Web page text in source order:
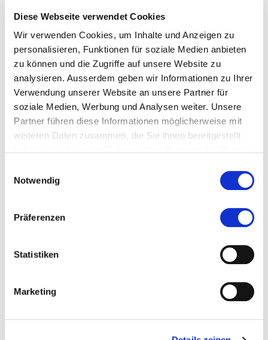
Diese Webseite verwendet Cookies
Wir verwenden Cookies, um Inhalte und Anzeigen zu
personalisieren, Funktionen für soziale Medien anbieten
zu können und die Zugriffe auf unsere Website zu
analysieren. Ausserdem geben wir Informationen zu Ihrer
Verwendung unserer Website an unsere Partner für
soziale Medien, Werbung und Analysen weiter. Unsere
Partner führen diese Informationen möglicherweise mit
weiteren Daten zusammen, die Sie ihnen bereitgestellt
Notwendig
Präferenzen
Statistiken
Marketing
per Semesterrechnung
per Monatsrechnung (Bei Monatsrechnung
fallen zusätzliche Gebühren an)
Übernahme der Studiengebühren durch Dritte (z.
Rechnungsadresse
Empfohlen von
Wurden Sie jemals wegen Prüfungsmisserfolg oder
Nicht-Einhalten der Prüfungsreglemente vom